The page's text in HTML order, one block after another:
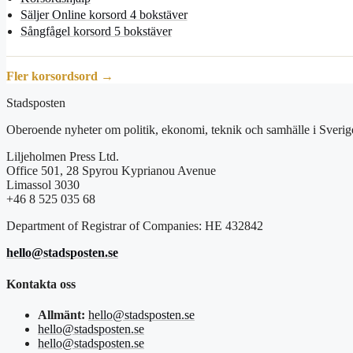
Säljer Online korsord 4 bokstäver
Sångfågel korsord 5 bokstäver
Fler korsordsord →
Stadsposten
Oberoende nyheter om politik, ekonomi, teknik och samhälle i
Liljeholmen Press Ltd.
Office 501, 28 Spyrou Kyprianou Avenue
Limassol 3030
+46 8 525 035 68
Department of Registrar of Companies: HE 432842
hello@stadsposten.se
Kontakta oss
Allmänt: hello@stadsposten.se
hello@stadsposten.se
hello@stadsposten.se